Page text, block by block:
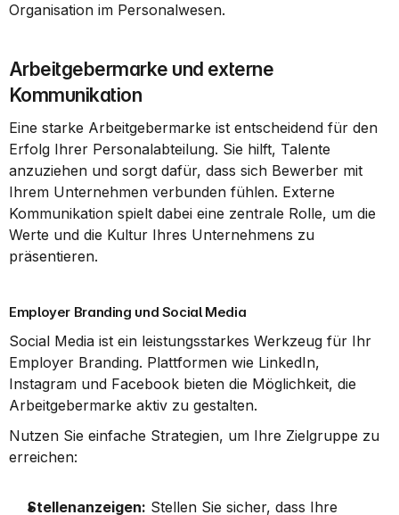
Organisation im Personalwesen.
Arbeitgebermarke und externe
Kommunikation
Eine starke Arbeitgebermarke ist entscheidend für den
Erfolg Ihrer Personalabteilung. Sie hilft, Talente
anzuziehen und sorgt dafür, dass sich Bewerber mit
Ihrem Unternehmen verbunden fühlen. Externe
Kommunikation spielt dabei eine zentrale Rolle, um die
Werte und die Kultur Ihres Unternehmens zu
präsentieren.
Employer Branding und Social Media
Social Media ist ein leistungsstarkes Werkzeug für Ihr
Employer Branding. Plattformen wie LinkedIn,
Instagram und Facebook bieten die Möglichkeit, die
Arbeitgebermarke aktiv zu gestalten.
Nutzen Sie einfache Strategien, um Ihre Zielgruppe zu
erreichen:
Stellenanzeigen: Stellen Sie sicher, dass Ihre